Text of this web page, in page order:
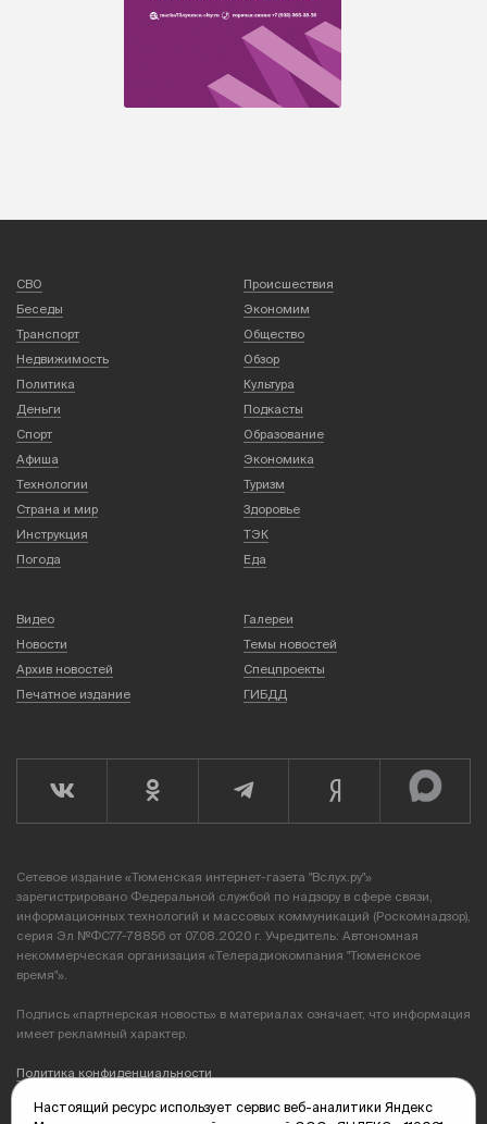
СВО
Происшествия
Беседы
Экономим
Транспорт
Общество
Недвижимость
Обзор
Политика
Культура
Деньги
Подкасты
Спорт
Образование
Афиша
Экономика
Технологии
Туризм
Страна и мир
Здоровье
Инструкция
ТЭК
Погода
Еда
Видео
Галереи
Новости
Темы новостей
Архив новостей
Спецпроекты
Печатное издание
ГИБДД
Сетевое издание «Тюменская интернет-газета "Вслух.ру"»
зарегистрировано Федеральной службой по надзору в сфере связи,
информационных технологий и массовых коммуникаций (Роскомнадзор),
серия Эл №ФС77-78856 от 07.08.2020 г. Учредитель: Автономная
некоммерческая организация «Телерадиокомпания "Тюменское
время"».
Подпись «партнерская новость» в материалах означает, что информация
имеет рекламный характер.
Политика конфиденциальности
Редакция: 625035, Тюмень, пр. Геологоразведчиков, 28А
Настоящий ресурс использует сервис веб-аналитики Яндекс